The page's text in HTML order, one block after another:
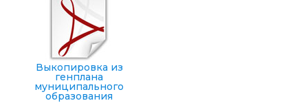
Выкопировка из
генплана
муниципального
образования